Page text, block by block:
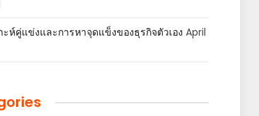
ะห์คู่แข่งและการหาจุดแข็งของธุรกิจตัวเอง April